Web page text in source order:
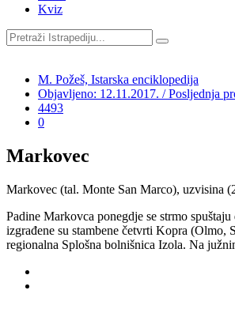
Kviz
M. Požeš, Istarska enciklopedija
Objavljeno: 12.11.2017. / Posljednja
4493
0
Markovec
Markovec (tal. Monte San Marco), uzvisina
Padine Markovca ponegdje se strmo spuštaju
izgrađene su stambene četvrti Kopra (Olmo,
regionalna Splošna bolnišnica Izola. Na